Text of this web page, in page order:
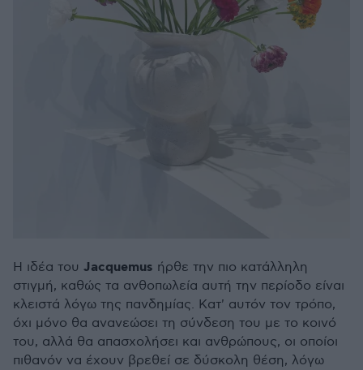
Η ιδέα του Jacquemus ήρθε την πιο κατάλληλη
στιγμή, καθώς τα ανθοπωλεία αυτή την περίοδο είναι
κλειστά λόγω της πανδημίας. Κατ' αυτόν τον τρόπο,
όχι μόνο θα ανανεώσει τη σύνδεση του με το κοινό
του, αλλά θα απασχολήσει και ανθρώπους, οι οποίοι
πιθανόν να έχουν βρεθεί σε δύσκολη θέση, λόγω